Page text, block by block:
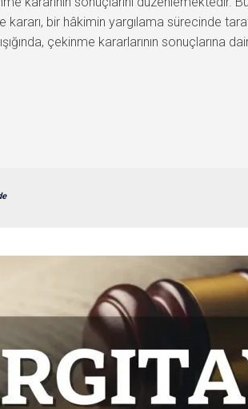
bir hâkimin yargılama sürecinde
çekinme kararlarının sonuçlarına